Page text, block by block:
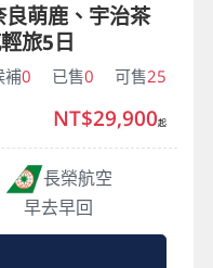
良萌鹿、宇治茶
旅5日
補0 已售0 可售25
長榮航空
早去早回
NT$29,900起